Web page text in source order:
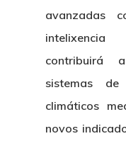
avanzadas
contribuirá
sistemas
climáticos
novos